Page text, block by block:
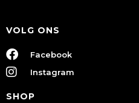
VOLG ONS
Facebook
Instagram
SHOP